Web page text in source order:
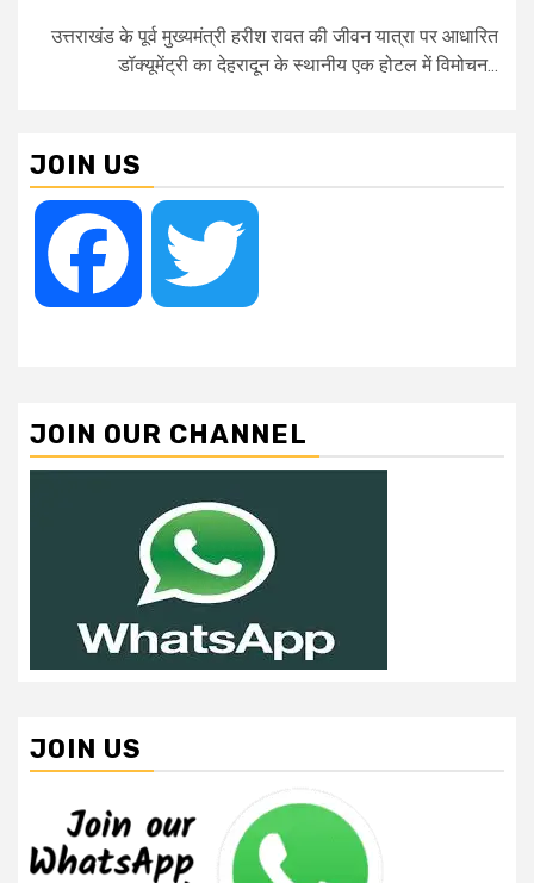
उत्तराखंड के पूर्व मुख्यमंत्री हरीश रावत की जीवन यात्रा पर आधारित
डॉक्यूमेंट्री का देहरादून के स्थानीय एक होटल में विमोचन...
JOIN US
Facebook
JOIN OUR CHANNEL
JOIN US